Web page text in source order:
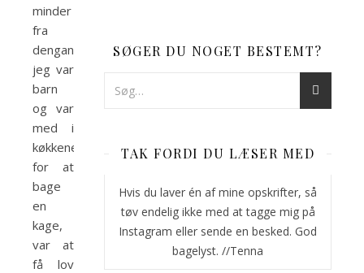
minder
fra
dengang
jeg var
barn
og var
med i
køkkenet
for at
bage
en
kage,
var at
få lov
SØGER DU NOGET BESTEMT?
TAK FORDI DU LÆSER MED
Hvis du laver én af mine opskrifter, så
tøv endelig ikke med at tagge mig på
Instagram eller sende en besked. God
bagelyst. //Tenna